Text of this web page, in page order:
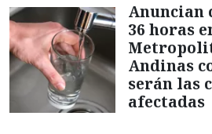
Anuncian
36 horas
Andinas
serán las
afectadas